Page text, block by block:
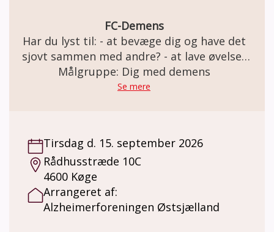
FC-Demens
Har du lyst til: - at bevæge dig og have det
sjovt sammen med andre? - at lave øvelser
med og uden bold i et trygt fællesskab? Så
er FC Demens i Jernløse BK lige noget for
demenslignende symptomer og demens i
tidligt stadie. Tag gerne din ven eller
pårørende med. Der tages hensyn til hver
enkelt spiller og vi passer vi på hinanden.
Målgruppe: Dig med demens
Se mere
Tirsdag d. 15. september 2026
Rådhusstræde 10C
4600 Køge
Arrangeret af:
Alzheimerforeningen Østsjælland